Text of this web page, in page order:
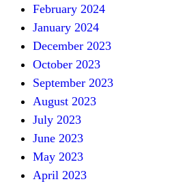
February 2024
January 2024
December 2023
October 2023
September 2023
August 2023
July 2023
June 2023
May 2023
April 2023